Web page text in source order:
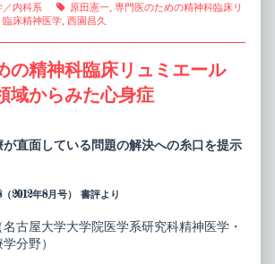
／内科系 Tags
原田憲一, 専門医のための精神科臨床リ
臨床精神医学, 西園昌久
の精神科臨床リュミエール
からみた心身症
直面している問題の解決への糸口を提示
2012年8月号） 書評より
古屋大学大学院医学系研究科精神医学・
分野）